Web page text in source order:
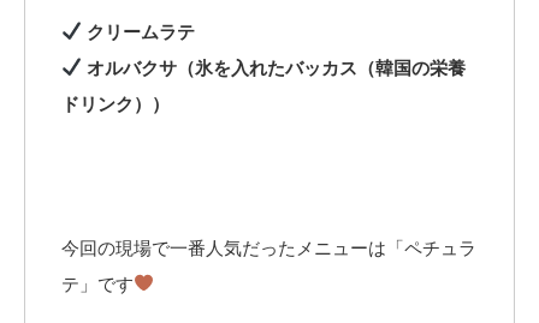
クリームラテ
オルバクサ（氷を入れたバッカス（韓国の栄養
ドリンク））
今回の現場で一番人気だったメニューは「ペチュラ
テ」です